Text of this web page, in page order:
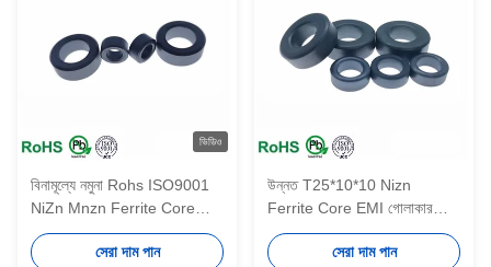
ভিডিও
বিনামূল্যে নমুনা Rohs ISO9001
NiZn Mnzn Ferrite Core
T20x15x10 Ferrite Toroidal
Core
সেরা দাম পান
উন্নত T25*10*10 Nizn
Ferrite Core EMI গোলাকার
ক্যাবল নরম টরয়েডাল আকার
সেরা দাম পান